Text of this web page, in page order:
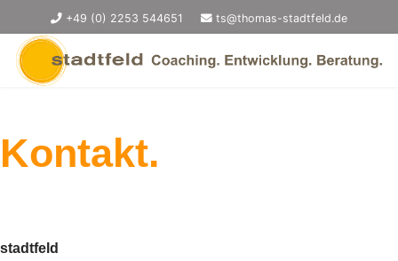
+49 (0) 2253 544651 ts@thomas-stadtfeld.de
Kontakt.
stadtfeld